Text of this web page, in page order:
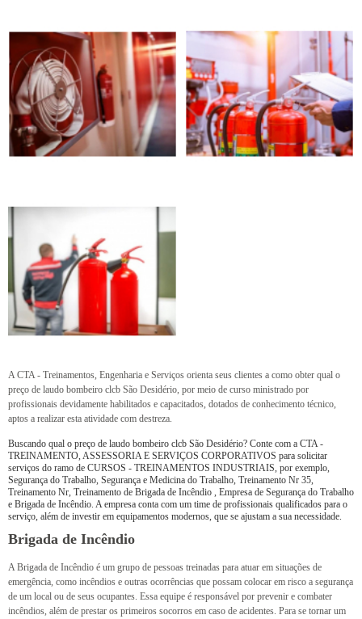
A CTA - Treinamentos, Engenharia e Serviços orienta seus clientes a como obter qual o
preço de laudo bombeiro clcb São Desidério, por meio de curso ministrado por
profissionais devidamente habilitados e capacitados, dotados de conhecimento técnico,
aptos a realizar esta atividade com destreza.
Buscando qual o preço de laudo bombeiro clcb São Desidério? Conte com a CTA -
TREINAMENTO, ASSESSORIA E SERVIÇOS CORPORATIVOS para solicitar
serviços do ramo de CURSOS - TREINAMENTOS INDUSTRIAIS, por exemplo,
Segurança do Trabalho, Segurança e Medicina do Trabalho, Treinamento Nr 35,
Treinamento Nr, Treinamento de Brigada de Incêndio , Empresa de Segurança do Trabalho
e Brigada de Incêndio. A empresa conta com um time de profissionais qualificados para o
serviço, além de investir em equipamentos modernos, que se ajustam a sua necessidade.
Brigada de Incêndio
A Brigada de Incêndio é um grupo de pessoas treinadas para atuar em situações de
emergência, como incêndios e outras ocorrências que possam colocar em risco a segurança
de um local ou de seus ocupantes. Essa equipe é responsável por prevenir e combater
incêndios, além de prestar os primeiros socorros em caso de acidentes. Para se tornar um